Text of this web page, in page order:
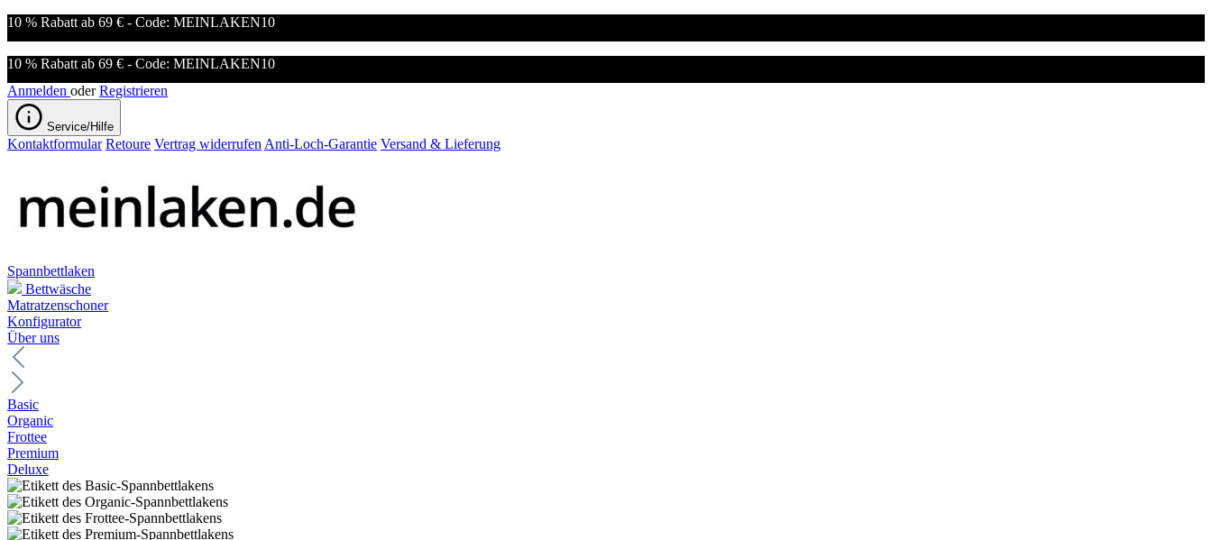
10 % Rabatt ab 69 € - Code: MEINLAKEN10
10 % Rabatt ab 69 € - Code: MEINLAKEN10
Anmelden oder Registrieren
Service/Hilfe
Kontaktformular Retoure Vertrag widerrufen Anti-Loch-Garantie Versand & Lieferung
Spannbettlaken
Bettwäsche
Matratzenschoner
Konfigurator
Über uns
Basic
Organic
Frottee
Premium
Deluxe